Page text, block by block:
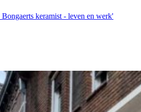
Bongaerts keramist - leven en werk'